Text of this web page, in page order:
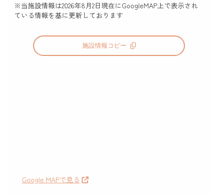
※当施設情報は2026年8月2日現在にGoogleMAP上で表示され
ている情報を基に更新しております
施設情報コピー
Google MAPで見る